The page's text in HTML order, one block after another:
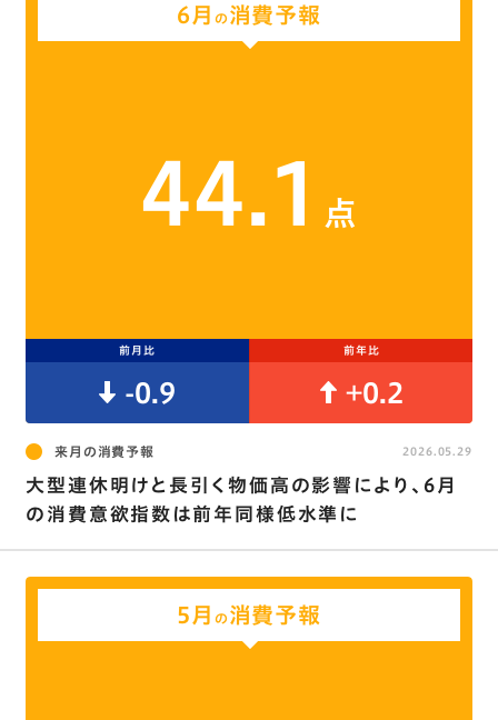
6月 の消費予報
44.1 点
前月比 前年比
-0.9 +0.2
来月の消費予報
大型連休明けと長引く物価高の影響により、6月
の消費意欲指数は前年同様低水準に
2026.05.29
5月 の消費予報